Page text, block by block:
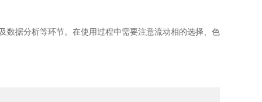
据分析等环节。在使用过程中需要注意流动相的选择、色